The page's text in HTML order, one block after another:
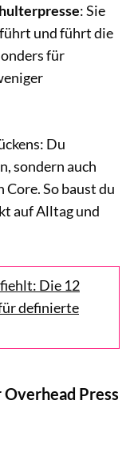
: Sie
und führt die
für
Du
sondern auch
Core. So baust du
auf Alltag und
Die 12
definierte
Press